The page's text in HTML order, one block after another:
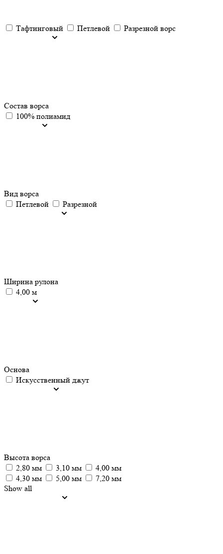
Тафтинговый Петлевой Разрезной ворс
Состав ворса
100% полиамид
Вид ворса
Петлевой
Разрезной
Ширина рулона
4,00 м
Основа
Искусственный джут
Высота ворса
2,80 мм
3,10 мм
4,00 мм
4,30 мм
5,00 мм
7,20 мм
Show all